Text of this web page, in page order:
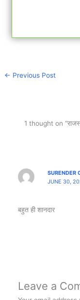
← Previous Post
1 thought on
SURENDER
JUNE 30,
बहुत ही शानदार
Leave a